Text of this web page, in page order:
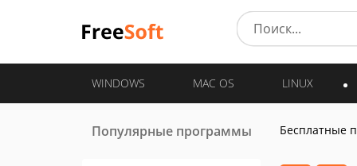
WINDOWS MAC OS LINUX
Популярные программы Бесплатные